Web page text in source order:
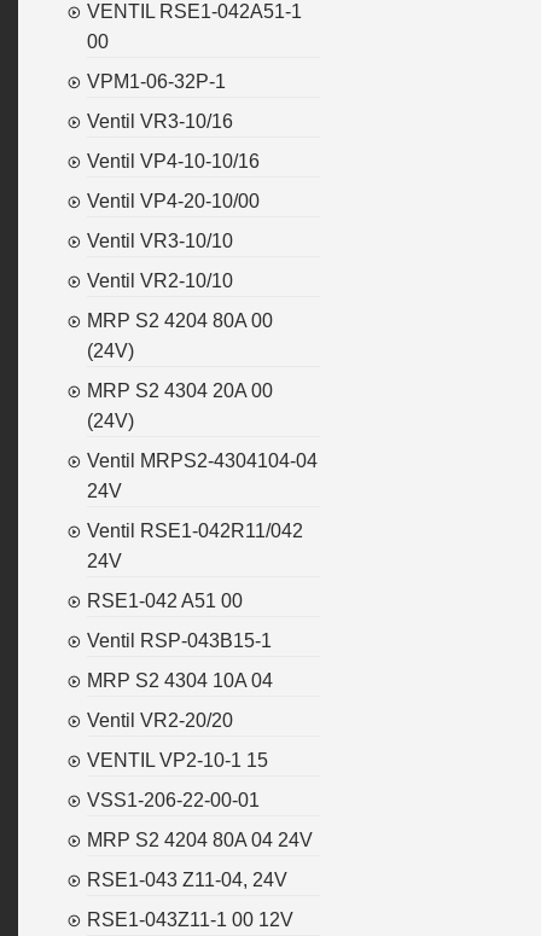
VENTIL RSE1-042A51-1
00
VPM1-06-32P-1
Ventil VR3-10/16
Ventil VP4-10-10/16
Ventil VP4-20-10/00
Ventil VR3-10/10
Ventil VR2-10/10
MRP S2 4204 80A 00
(24V)
MRP S2 4304 20A 00
(24V)
Ventil MRPS2-4304104-04
24V
Ventil RSE1-042R11/042
24V
RSE1-042 A51 00
Ventil RSP-043B15-1
MRP S2 4304 10A 04
Ventil VR2-20/20
VENTIL VP2-10-1 15
VSS1-206-22-00-01
MRP S2 4204 80A 04 24V
RSE1-043 Z11-04, 24V
RSE1-043Z11-1 00 12V